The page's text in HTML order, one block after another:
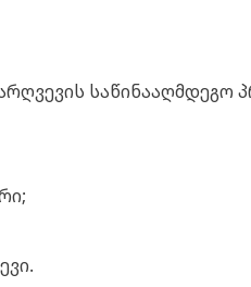
საწინააღმდეგო